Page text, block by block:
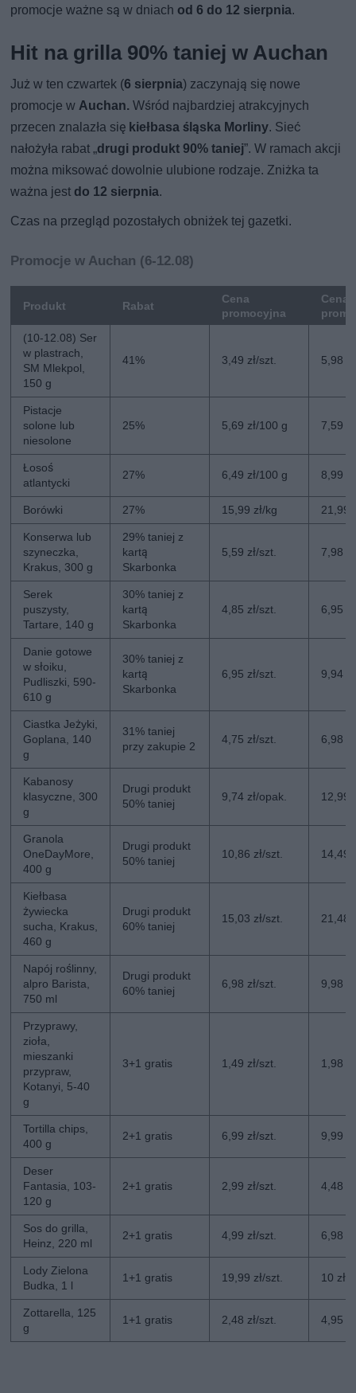
promocje ważne są w dniach od 6 do 12 sierpnia.
Hit na grilla 90% taniej w Auchan
Już w ten czwartek (6 sierpnia) zaczynają się nowe
promocje wAuchan. Wśród najbardziej atrakcyjnych
przecen znalazła się kiełbasa śląska Morliny. Sieć
nałożyła rabat „drugi produkt 90% taniej”. W ramach akcji
można miksować dowolnie ulubione rodzaje. Zniżka ta
ważna jest do 12 sierpnia.
Czas na przegląd pozostałych obniżek tej gazetki.
Promocje w Auchan (6-12.08)
Produkt Rabat
Cena
promocyjna
Cena
(10-12.08) Ser
w plastrach,
SM Mlekpol,
150 g
41% 3,49 zł/szt. 5,98
Pistacje
solone lub
niesolone
25% 5,69 zł/100 g 7,59
Łosoś
atlantycki
27% 6,49 zł/100 g 8,99
Borówki 27% 15,99 zł/kg 21,99
Konserwa lub
szyneczka,
Krakus, 300 g
29% taniej z
kartą
Skarbonka
5,59 zł/szt. 7,98
Serek
puszysty,
Tartare, 140 g
30% taniej z
kartą
Skarbonka
4,85 zł/szt. 6,95
Danie gotowe
w słoiku,
Pudliszki, 590-
610 g
30% taniej z
kartą
Skarbonka
6,95 zł/szt. 9,94
Ciastka Jeżyki,
Goplana, 140
g
31% taniej
przy zakupie 2
4,75 zł/szt. 6,98
Kabanosy
klasyczne, 300
g
Drugi produkt
50% taniej
9,74 zł/opak. 12,99
Granola
OneDayMore,
400 g
Drugi produkt
50% taniej
10,86 zł/szt. 14,49
Kiełbasa
żywiecka
sucha, Krakus,
460 g
Drugi produkt
60% taniej
15,03 zł/szt. 21,48
Napój roślinny,
alpro Barista,
750 ml
Drugi produkt
60% taniej
6,98 zł/szt. 9,98
Przyprawy,
zioła,
mieszanki
przypraw,
Kotanyi, 5-40
g
3+1 gratis 1,49 zł/szt. 1,98
Tortilla chips,
400 g
2+1 gratis 6,99 zł/szt. 9,99
Deser
Fantasia, 103-
120 g
2+1 gratis 2,99 zł/szt. 4,48
Sos do grilla,
Heinz, 220 ml
2+1 gratis 4,99 zł/szt. 6,98
Lody Zielona
Budka, 1 l
1+1 gratis 19,99 zł/szt. 10 zł/
Zottarella, 125
g
1+1 gratis 2,48 zł/szt. 4,95